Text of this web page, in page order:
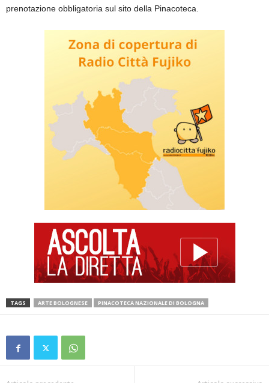
prenotazione obbligatoria sul sito della Pinacoteca.
TAGS ARTE BOLOGNESE PINACOTECA NAZIONALE DI BOLOGNA